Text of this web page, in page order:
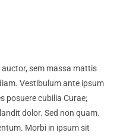
sem massa mattis
Vestibulum ante ipsum
posuere cubilia Curae;
dolor. Sed non quam.
Morbi in ipsum sit